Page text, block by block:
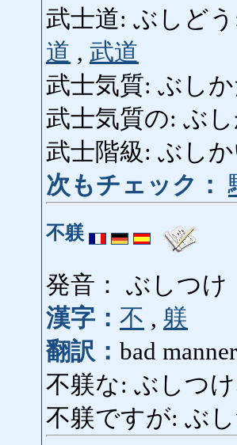
武士道: ぶしどう
道 , 武道
武士気質: ぶし
武士気質の: ぶ
武士階級: ぶしか
次もチェック：
不躾
発音： ぶしつけ
漢字： 不 , 躾
翻訳： bad
不躾な: ぶしつ
不躾ですが: ぶ